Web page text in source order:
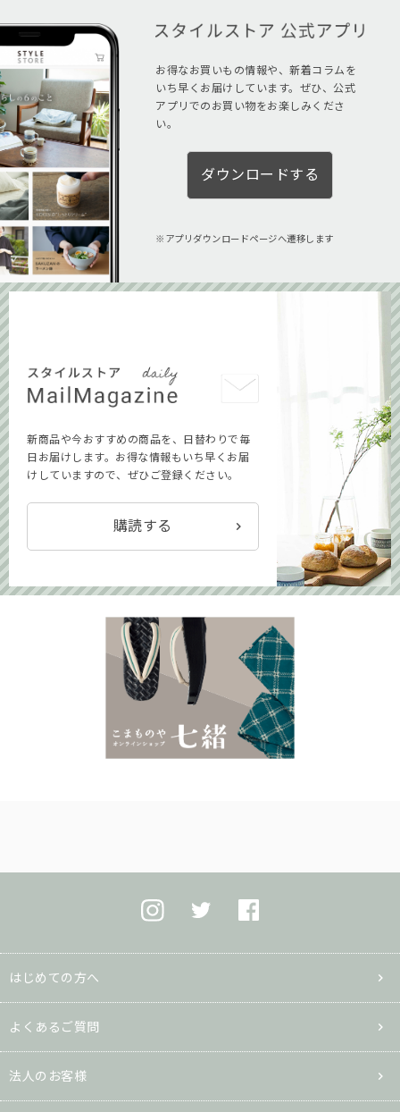
お得なお買いもの情報や、新着コラムを
いち早くお届けしています。ぜひ、公式
アプリでのお買い物をお楽しみくださ
い。
ダウンロードする
アプリダウンロードページへ遷移します
新商品や今おすすめの商品を、日替わりで毎
日お届けします。お得な情報もいち早くお届
けしていますので、ぜひご登録ください。
購読する
はじめての方へ
よくあるご質問
法人のお客様